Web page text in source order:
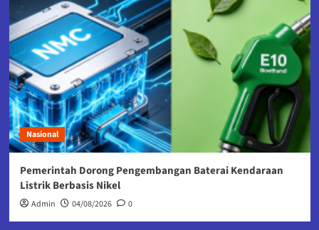
Nasional
Pemerintah Dorong Pengembangan Baterai Kendaraan
Listrik Berbasis Nikel
Admin 04/08/2026 0